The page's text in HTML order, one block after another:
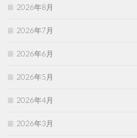
2026年8月
2026年7月
2026年6月
2026年5月
2026年4月
2026年3月